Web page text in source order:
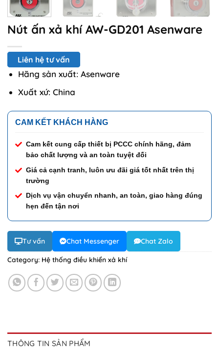
Nút ấn xả khí AW-GD201 Asenware
Liên hệ tư vấn
Hãng sản xuất: Asenware
Xuất xứ: China
CAM KẾT KHÁCH HÀNG
Cam kết cung cấp thiết bị PCCC chính hãng, đảm
bảo chất lượng và an toàn tuyệt đối
Giá cả cạnh tranh, luôn ưu đãi giá tốt nhất trên thị
trường
Dịch vụ vận chuyển nhanh, an toàn, giao hàng đúng
hẹn đến tận nơi
Tư vấn Chat Messenger Chat Zalo
Category: Hệ thống điều khiển xả khí
THÔNG TIN SẢN PHẨM